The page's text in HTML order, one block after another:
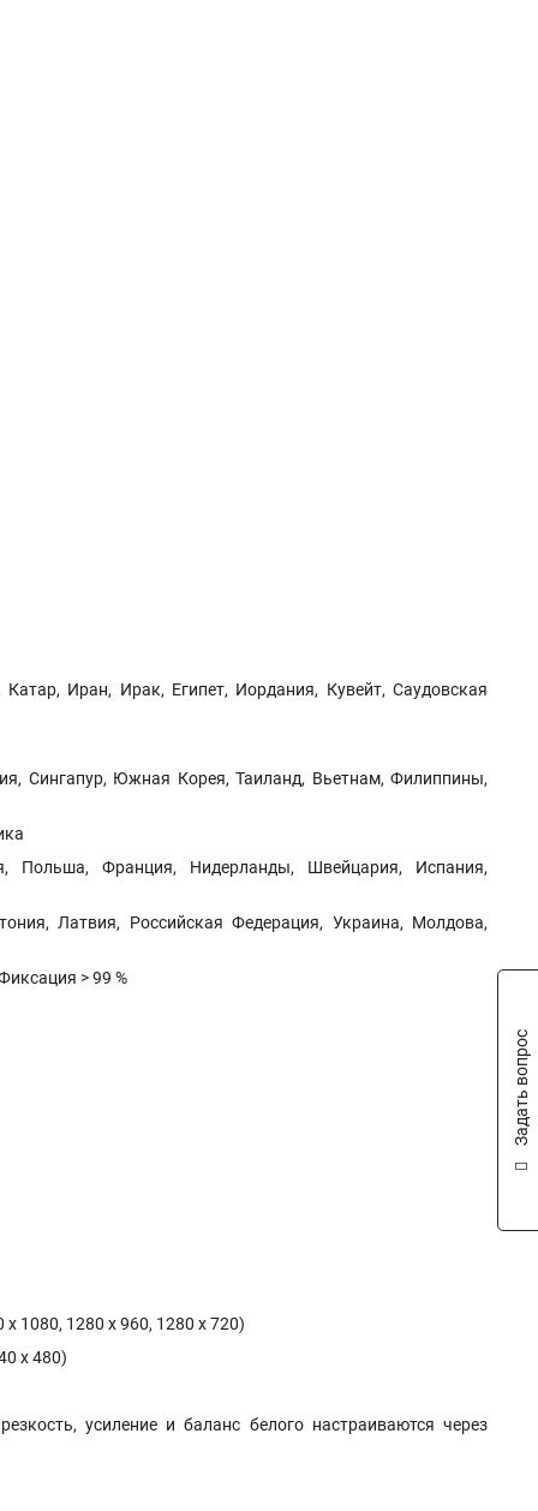
Иран, Ирак, Египет, Иордания, Кувейт, Саудовская
Сингапур, Южная Корея, Таиланд, Вьетнам, Филиппины,
Польша, Франция, Нидерланды, Швейцария, Испания,
Латвия, Российская Федерация, Украина, Молдова,
> 99 %
1080, 1280 x 960, 1280 x 720)
x 480)
усиление и баланс белого настраиваются через
Задать вопрос